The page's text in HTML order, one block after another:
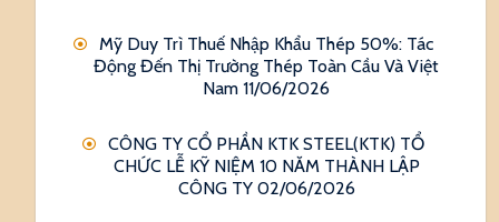
Mỹ Duy Trì Thuế Nhập Khẩu Thép 50%: Tác
Động Đến Thị Trường Thép Toàn Cầu Và Việt
Nam 11/06/2026
CÔNG TY CỔ PHẦN KTK STEEL(KTK) TỔ
CHỨC LỄ KỸ NIỆM 10 NĂM THÀNH LẬP
CÔNG TY 02/06/2026